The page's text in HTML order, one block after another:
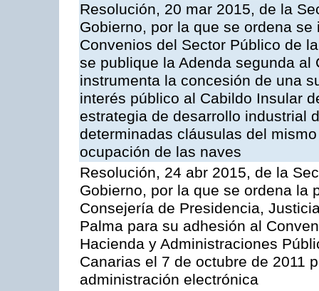
Resolución, 20 mar 2015, de la
Gobierno, por la que se ordena
Convenios del Sector Público de
se publique la Adenda segunda
instrumenta la concesión de una
interés público al Cabildo Insular
estrategia de desarrollo industrial
determinadas cláusulas del
ocupación de las naves
Resolución, 24 abr 2015, de la
Gobierno, por la que se ordena la
Consejería de Presidencia,
Palma para su adhesión al
Hacienda y Administraciones
Canarias el 7 de octubre de 2011
administración electrónica